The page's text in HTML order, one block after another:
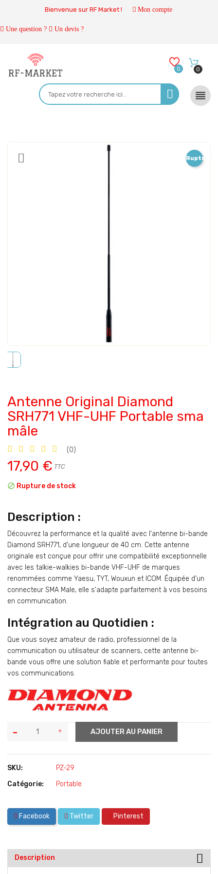
Bienvenue sur RF Market ! Mon compte
Une question ? Un devis ?
0 0

Rupture
Antenne Original Diamond
SRH771 VHF-UHF Portable sma
mâle
(0)
17,90 € TTC
 Rupture de stock
Description :
Découvrez la performance et la qualité avec l'antenne bi-bande
Diamond SRH771, d'une longueur de 40 cm. Cette antenne
originale est conçue pour offrir une compatibilité exceptionnelle
avec les talkie-walkies bi-bande VHF-UHF de marques
renommées comme Yaesu, TYT, Wouxun et ICOM. Équipée d'un
connecteur SMA Male, elle s'adapte parfaitement à vos besoins
en communication.
Intégration au Quotidien :
Que vous soyez amateur de radio, professionnel de la
communication ou utilisateur de scanners, cette antenne bi-
bande vous offre une solution fiable et performante pour toutes
vos communications.
AJOUTER AU PANIER
SKU:
PZ-29
Catégorie:
Portable
Facebook Twitter Pinterest
Description